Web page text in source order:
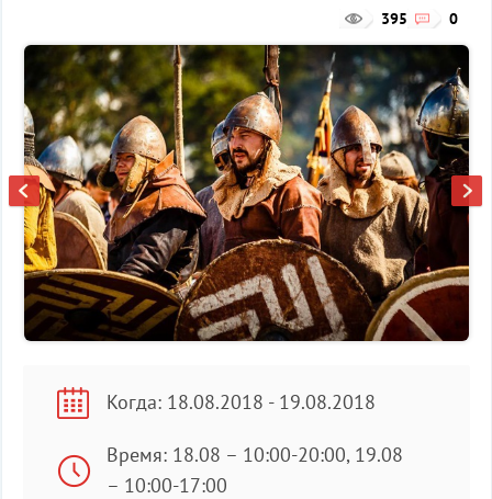
0
395
Когда: 18.08.2018 - 19.08.2018
Время: 18.08 – 10:00-20:00, 19.08
– 10:00-17:00